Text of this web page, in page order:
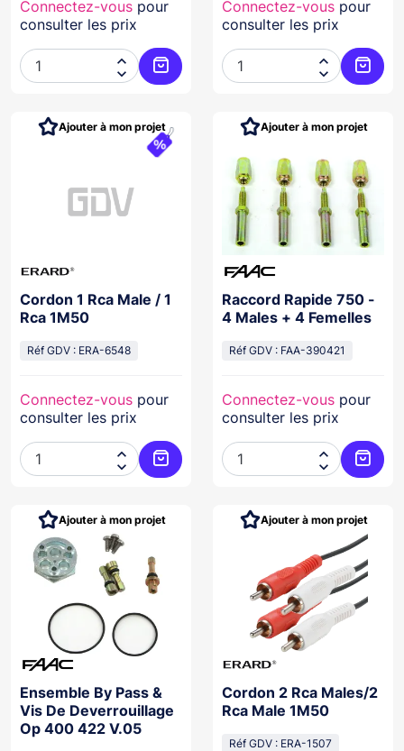
Connectez-vous pour
consulter les prix


Ajouter au panier
Connectez-vous pour
consulter les prix


Cordon 1 Rca Male / 1
Rca 1M50
Réf GDV : ERA-6548
Connectez-vous pour
consulter les prix


Ajouter au panier
Ajouter à mon projet
Raccord Rapide 750 -
4 Males + 4 Femelles
Réf GDV : FAA-390421
Connectez-vous pour
consulter les prix


Ajouter à mon projet
Ensemble By Pass &
Vis De Deverrouillage
Op 400 422 V.05
Ajouter à mon projet
Cordon 2 Rca Males/2
Rca Male 1M50
Réf GDV : ERA-1507
Ajouter à mon projet